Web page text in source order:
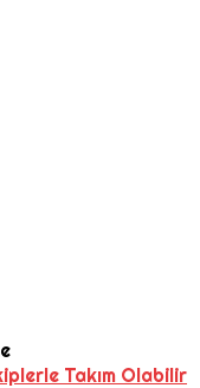
Takım Olabilir